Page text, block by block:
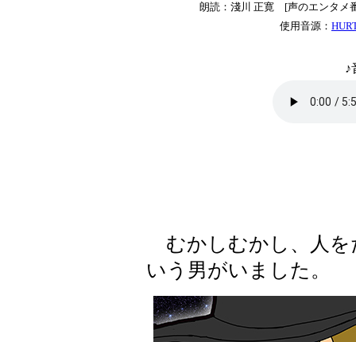
朗読：淺川 正寛 [声のエンタメ
使用音源：
♪
むかしむかし、人を
いう男がいました。